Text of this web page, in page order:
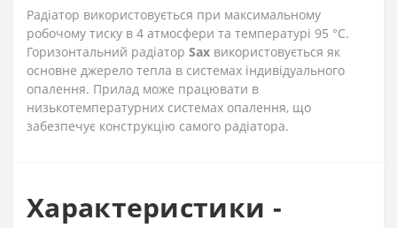
Радіатор використовується при максимальному
робочому тиску в 4 атмосфери та температурі 95 °C.
Горизонтальний радіатор Sax використовується як
основне джерело тепла в системах індивідуального
опалення. Прилад може працювати в
низькотемпературних системах опалення, що
забезпечує конструкцію самого радіатора.
Характеристики -